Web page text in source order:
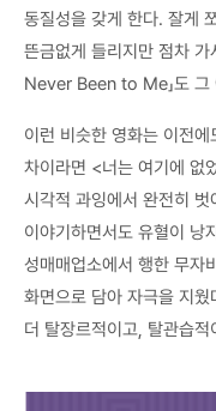
동질성을 갖게 한다. 잘게
뜬금없게 들리지만 점차 가
Never Been to Me」도 그
이런 비슷한 영화는 이전
차이라면 <너는 여기에 없
시각적 과잉에서 완전히
이야기하면서도 유혈이 낭
성매매업소에서 행한 무자
화면으로 담아 자극을 지
더 탈장르적이고, 탈관습적